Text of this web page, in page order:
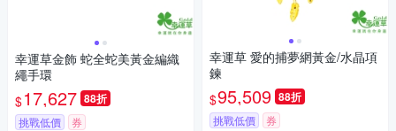
幸運草金飾 蛇全蛇美黃金編織
繩手環
$17,627 88折
挑戰低價 券
幸運草 愛的捕夢網黃金/水晶項
鍊
$95,509 88折
挑戰低價 券